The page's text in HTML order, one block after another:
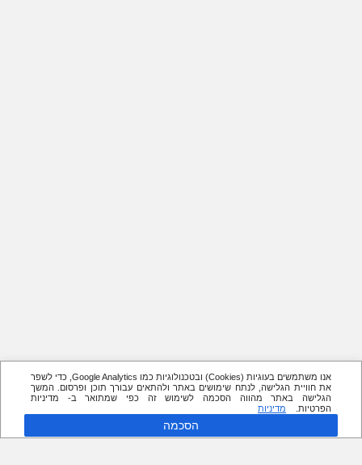
אנו משתמשים בעוגיות (Cookies) ובטכנולוגיות כמו Google Analytics, כדי לשפר
את חוויית הגלישה, לנתח שימושים באתר ולהתאים עבורך תוכן ופרסום. המשך
הגלישה באתר מהווה הסכמה לשימוש זה כפי שמתואר ב- מדיניות
הפרטיות.
מדיניות
הסכמה